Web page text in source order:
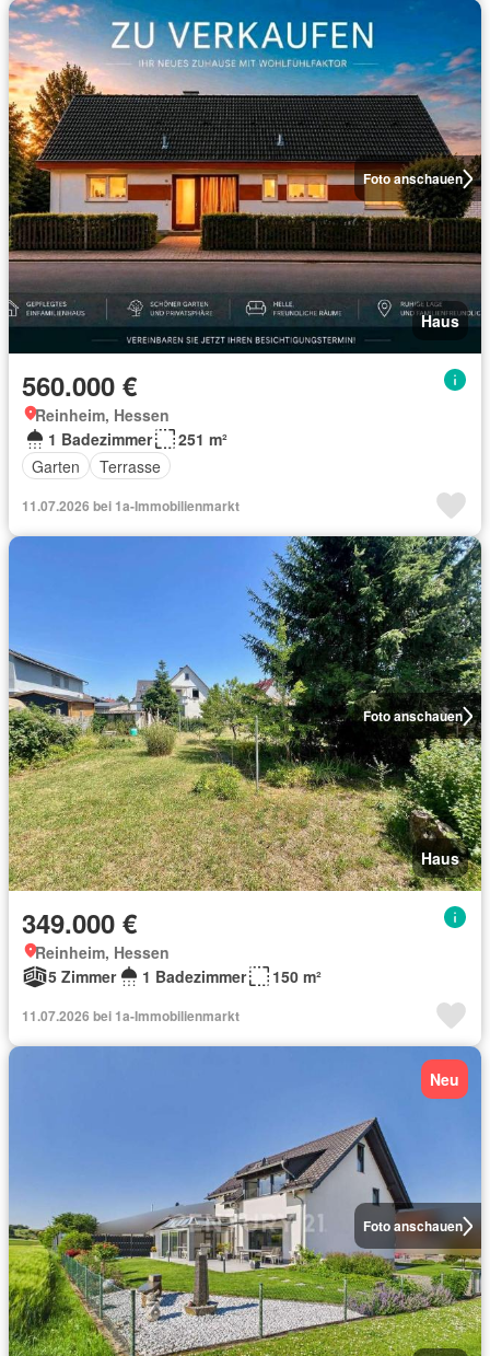
Foto anschauen
Haus
560.000 €
Reinheim, Hessen
1 Badezimmer
251 m²
Garten
Terrasse
11.07.2026 bei 1a-Immobilienmarkt
Foto anschauen
Haus
349.000 €
Reinheim, Hessen
5 Zimmer
1 Badezimmer 150 m²
11.07.2026 bei 1a-Immobilienmarkt
Foto anschauen
Neu